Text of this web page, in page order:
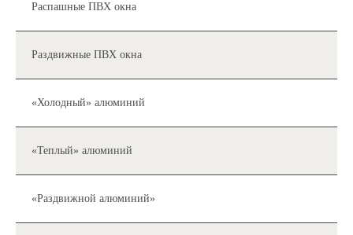
Распашные ПВХ окна
Раздвижные ПВХ окна
«Холодный» алюминий
«Теплый» алюминий
«Раздвижной алюминий»